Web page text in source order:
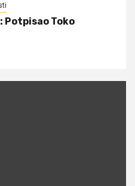
Potpisao Toko